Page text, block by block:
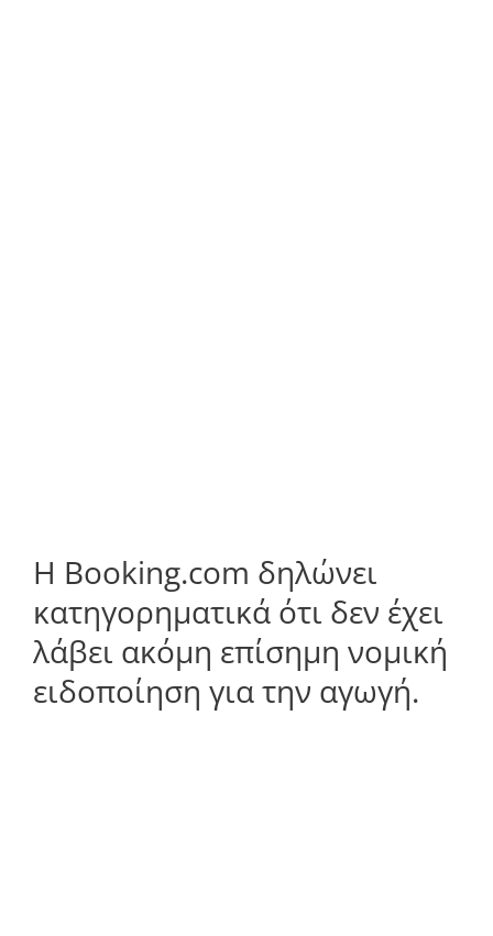
H Booking.com δηλώνει
κατηγορηματικά ότι δεν έχει
λάβει ακόμη επίσημη νομική
ειδοποίηση για την αγωγή.